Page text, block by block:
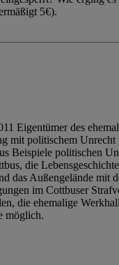
5€).
Eigentümer des
mit politischem
Beispiele politischen
die
das Außengelände mit
im Cottbuser
die ehemalige
möglich.